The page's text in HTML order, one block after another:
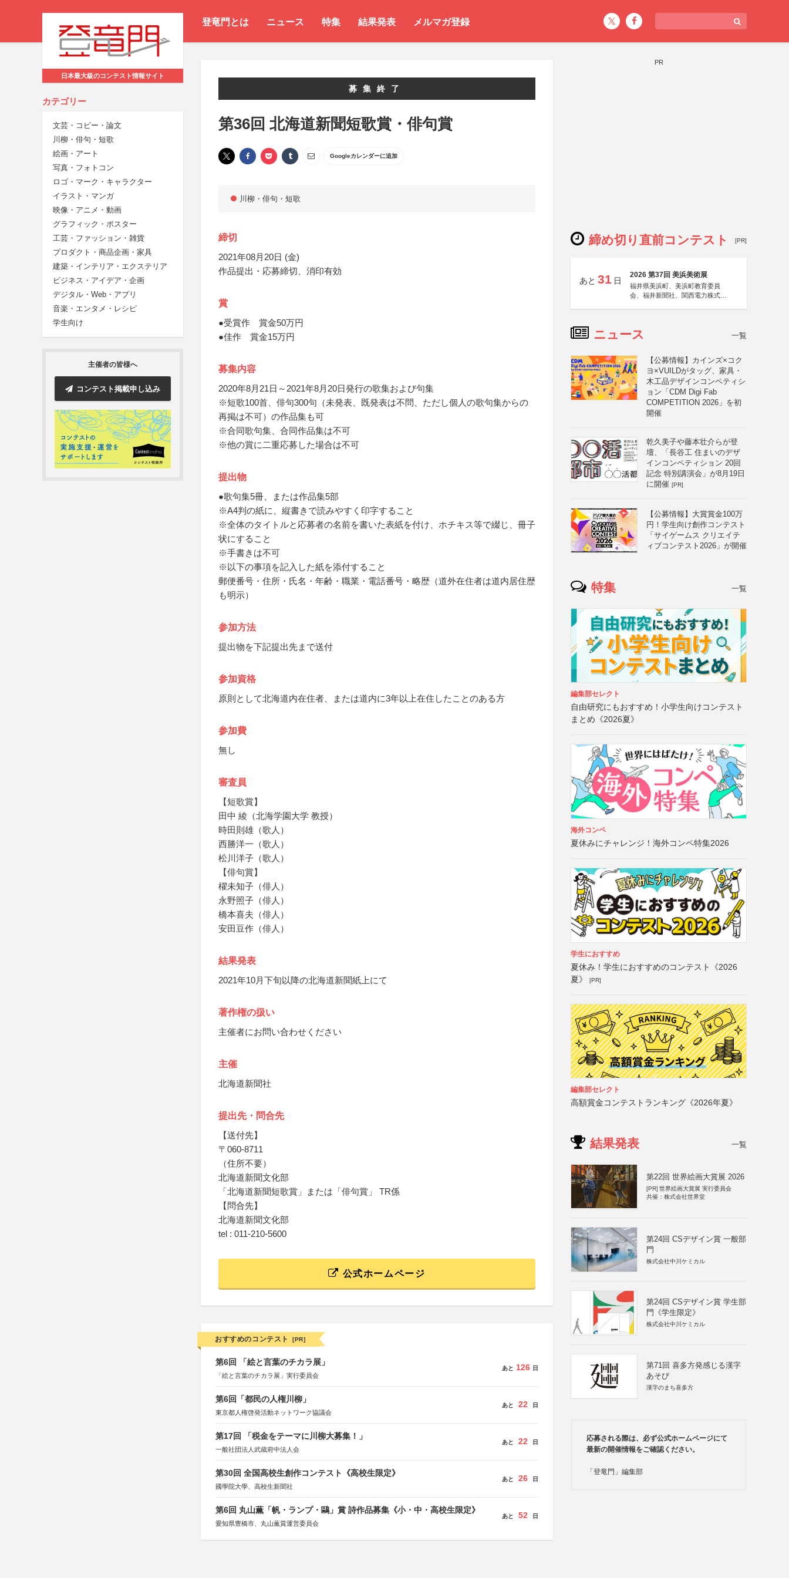
登竜門とは ニュース 特集 結果発表 メルマガ登録
日本最大級のコンテスト情報サイト
カテゴリー
文芸・コピー・論文
川柳・俳句・短歌
絵画・アート
写真・フォトコン
ロゴ・マーク・キャラクター
イラスト・マンガ
映像・アニメ・動画
グラフィック・ポスター
工芸・ファッション・雑貨
プロダクト・商品企画・家具
建築・インテリア・エクステリア
ビジネス・アイデア・企画
デジタル・Web・アプリ
音楽・エンタメ・レシピ
学生向け
主催者の皆様へ
コンテスト掲載申し込み
募集終了
第36回 北海道新聞短歌賞・俳句賞
Googleカレンダーに追加
川柳・俳句・短歌
締切
2021年08月20日 (金)
作品提出・応募締切、消印有効
賞
●受賞作 賞金50万円
●佳作 賞金15万円
募集内容
2020年8月21日～2021年8月20日発行の歌集および句集
※短歌100首、俳句300句（未発表、既発表は不問、ただし個人の歌句集からの
再掲は不可）の作品集も可
※合同歌句集、合同作品集は不可
※他の賞に二重応募した場合は不可
提出物
●歌句集5冊、または作品集5部
※A4判の紙に、縦書きで読みやすく印字すること
※全体のタイトルと応募者の名前を書いた表紙を付け、ホチキス等で綴じ、冊子
状にすること
※手書きは不可
※以下の事項を記入した紙を添付すること
郵便番号・住所・氏名・年齢・職業・電話番号・略歴（道外在住者は道内居住歴
も明示）
参加方法
提出物を下記提出先まで送付
参加資格
原則として北海道内在住者、または道内に3年以上在住したことのある方
参加費
無し
審査員
【短歌賞】
田中 綾（北海学園大学 教授）
時田則雄（歌人）
西勝洋一（歌人）
松川洋子（歌人）
【俳句賞】
櫂未知子（俳人）
永野照子（俳人）
橋本喜夫（俳人）
安田豆作（俳人）
結果発表
2021年10月下旬以降の北海道新聞紙上にて
著作権の扱い
主催者にお問い合わせください
主催
北海道新聞社
提出先・問合先
【送付先】
〒060-8711
（住所不要）
北海道新聞文化部
「北海道新聞短歌賞」または「俳句賞」 TR係
【問合先】
北海道新聞文化部
tel : 011-210-5600
公式ホームページ
おすすめのコンテスト [PR]
第6回 「絵と言葉のチカラ展」
「絵と言葉のチカラ展」実行委員会
あと 126 日
第6回「都民の人権川柳」
東京都人権啓発活動ネットワーク協議会
あと 22 日
第17回 「税金をテーマに川柳大募集！」
一般社団法人武蔵府中法人会
あと 22 日
第30回 全国高校生創作コンテスト《高校生限定》
國學院大學、高校生新聞社
あと 26 日
第6回 丸山薫「帆・ランプ・鷗」賞 詩作品募集《小・中・高校生限定》
愛知県豊橋市、丸山薫賞運営委員会
あと 52 日
PR
締め切り直前コンテスト [PR]
あと 31 日
2026 第37回 美浜美術展
福井県美浜町、美浜町教育委員
会、福井新聞社、関西電力株式会
ニュース 一覧
【公募情報】カインズ×コク
ヨ×VUILDがタッグ、家具・
木工品デザインコンペティシ
ョン「CDM Digi Fab
COMPETITION 2026」を初
開催
乾久美子や藤本壮介らが登
壇、「長谷工 住まいのデザ
インコンペティション 20回
記念 特別講演会」が8月19日
に開催 [PR]
【公募情報】大賞賞金100万
円！学生向け創作コンテスト
「サイゲームス クリエイテ
ィブコンテスト2026」が開催
特集 一覧
編集部セレクト
自由研究にもおすすめ！小学生向けコンテスト
まとめ《2026夏》
海外コンペ
夏休みにチャレンジ！海外コンペ特集2026
学生におすすめ
夏休み！学生におすすめのコンテスト《2026
夏》
[PR]
編集部セレクト
高額賞金コンテストランキング《2026年夏》
結果発表 一覧
第22回 世界絵画大賞展 2026
[PR] 世界絵画大賞展 実行委員会
共催：株式会社世界堂
第24回 CSデザイン賞 一般部
門
株式会社中川ケミカル
第24回 CSデザイン賞 学生部
門《学生限定》
株式会社中川ケミカル
第71回 喜多方発感じる漢字
あそび
漢字のまち喜多方
応募される際は、必ず公式ホームページにて
最新の開催情報をご確認ください。
「登竜門」編集部